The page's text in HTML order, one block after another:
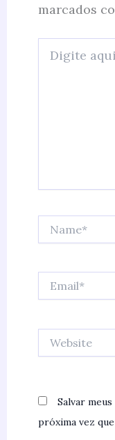
marcados
aqui...
Salvar
próxima vez